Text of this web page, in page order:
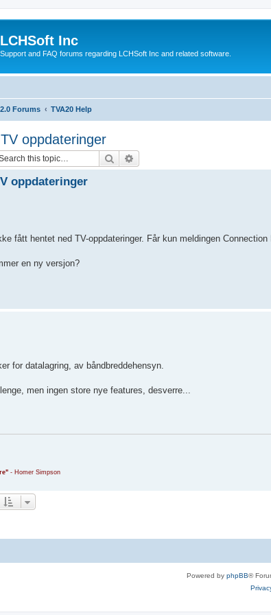
LCHSoft Inc
Support and FAQ forums regarding LCHSoft Inc and related software.
Forums TVA20 Help
oppdateringer
Search
oppdateringer
fått hentet ned TV-oppdateringer. Får kun meldingen
en ny versjon?
for datalagring, av båndbreddehensyn.
men ingen store nye features, desverre...
- Homer Simpson
Powered by phpBB®